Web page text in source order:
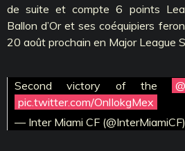
de suite et compte 6 points
Ballon d’Or et ses coéquipiers
20 août prochain en Major League
Second victory of the
pic.twitter.com/OnlIokgMex
— Inter Miami CF (@InterMiamiCF)